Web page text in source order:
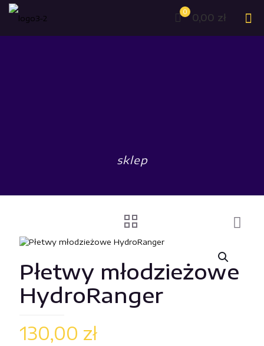
0
0,00 zł
sklep
Płetwy młodzieżowe
HydroRanger
130,00 zł